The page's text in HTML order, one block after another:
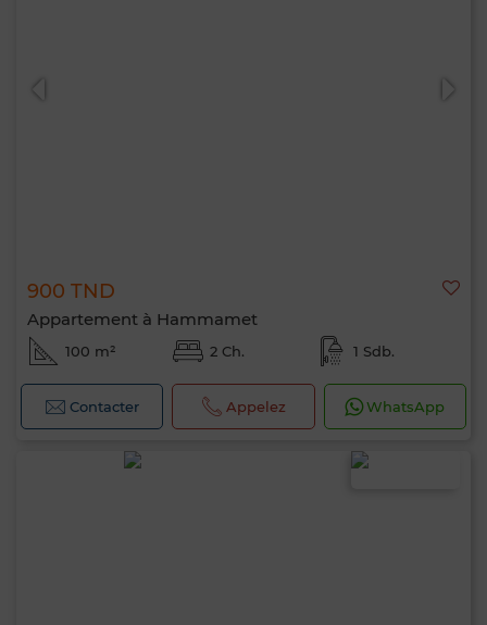
900 TND
Appartement à Hammamet
100 m² 2 Ch. 1 Sdb.
Contacter Appelez WhatsApp